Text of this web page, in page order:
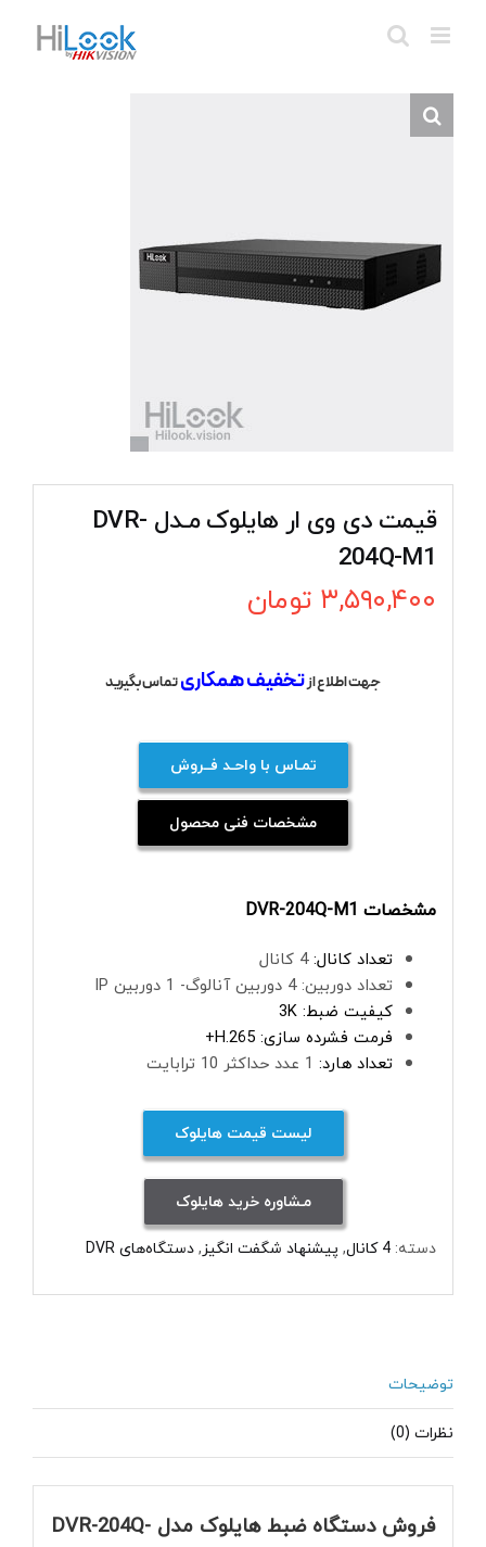
قیمت دی وی ار هایلوک مـدل DVR-
204Q-M1
۳,۵۹۰,۴۰۰ تومان
جهت اطلاع ازتخفیف همکاریتماس بگیرید
تمـاس با واحـد فــروش
مشخصات فنی محصول
مشخصات DVR-204Q-M1
تعداد کانال:4 کانال
تعداد دوربین: 4 دوربین آنالوگ- 1 دوربین IP
کیفیت ضبط: 3K
فرمت فشرده سازی: H.265+
تعداد هارد: 1 عدد حداکثر 10 ترابایت
لیست قیمت هایلوک
مـشاوره خرید هایلوک
دسته: 4 کانال ,پیشنهاد شگفت انگیز,دستگاه‌های DVR
توضیحات
نظرات (0)
فروش دستگاه ضبط هایلوک مدل DVR-204Q-